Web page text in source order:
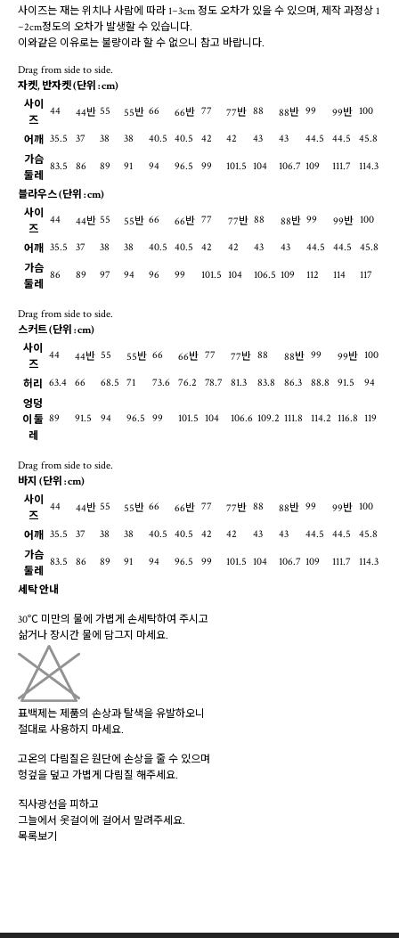
사이즈는 재는 위치나 사람에 따라 1~3cm 정도 오차가 있을 수 있으며, 제작 과정상 1
~2cm정도의 오차가 발생할 수 있습니다.
이와같은 이유로는 불량이라 할 수 없으니 참고 바랍니다.
Drag from side to side.
자켓, 반자켓(단위 : cm)
사이
즈
44 44반 55 55반 66 66반 77 77반 88 88반 99 99반 100
어깨 35.5 37 38 38 40.5 40.5 42 42 43 43 44.5 44.5
45.8
가슴
둘레
83.5 86 89 91 94 96.5 99 101.5 104 106.7 109 111.7 114.3
블라우스(단위 : cm)
사이
즈
44 44반 55 55반 66 66반 77 77반 88 88반 99 99반 100
어깨 35.5 37 38 38 40.5 40.5 42 42 43 43 44.5 44.5
45.8
가슴
둘레
86 89 97 94 96 99 101.5 104 106.5 109 112 114 117
Drag from side to side.
스커트(단위 : cm)
사이
즈
44 44반 55 55반 66 66반 77 77반 88 88반 99 99반 100
허리 63.4 66 68.5 71 73.6 76.2 78.7 81.3 83.8 86.3 88.8 91.5
94
엉덩
이 둘
레
89 91.5 94 96.5 99 101.5 104 106.6 109.2 111.8 114.2 116.8 119
Drag from side to side.
바지 (단위 : cm)
사이
즈
44 44반 55 55반 66 66반 77 77반 88 88반 99 99반 100
어깨 35.5 37 38 38 40.5 40.5 42 42 43 43 44.5 44.5
45.8
가슴
둘레
83.5 86 89 91 94 96.5 99 101.5 104 106.7 109 111.7 114.3
세탁 안내
30℃ 미만의 물에 가볍게 손세탁하여 주시고
삶거나 장시간 물에 담그지 마세요.
표백제는 제품의 손상과 탈색을 유발하오니
절대로 사용하지 마세요.
고온의 다림질은 원단에 손상을 줄 수 있으며
헝겊을 덮고 가볍게 다림질 해주세요.
직사광선을 피하고
그늘에서 옷걸이에 걸어서 말려주세요.
목록보기